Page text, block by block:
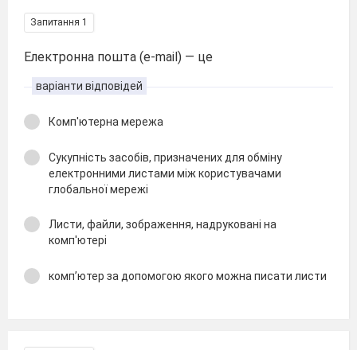
Запитання 1
Електронна пошта (e-mail) — це
варіанти відповідей
Комп'ютерна мережа
Сукупність засобів, призначених для обміну
електронними листами між користувачами
глобальної мережі
Листи, файли, зображення, надруковані на
комп'ютері
комп’ютер за допомогою якого можна писати листи